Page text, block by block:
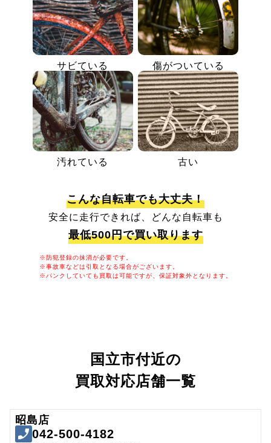
サビている 傷がついている
汚れている 古い
こんな自転車でも大丈夫！
安全に走行できれば、どんな自転車も
最低500円で買い取ります
※防犯登録の抹消が必要です。
※事故車などは引取となる場合がございます。
※パンクしていても買取は可能ですが、保証対象外となります。
国立市付近の
買取対応店舗一覧
昭島店
042-500-4182